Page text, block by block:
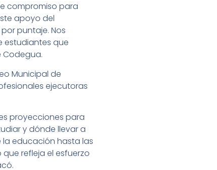
compromiso para
apoyo del
puntaje. Nos
estudiantes que
Codegua.
Municipal de
ejecutoras
proyecciones para
y dónde llevar a
educación hasta las
refleja el esfuerzo